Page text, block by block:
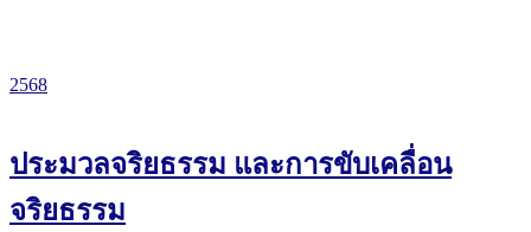
2568
ประมวลจริยธรรม และการขับเคลื่อน
จริยธรรม